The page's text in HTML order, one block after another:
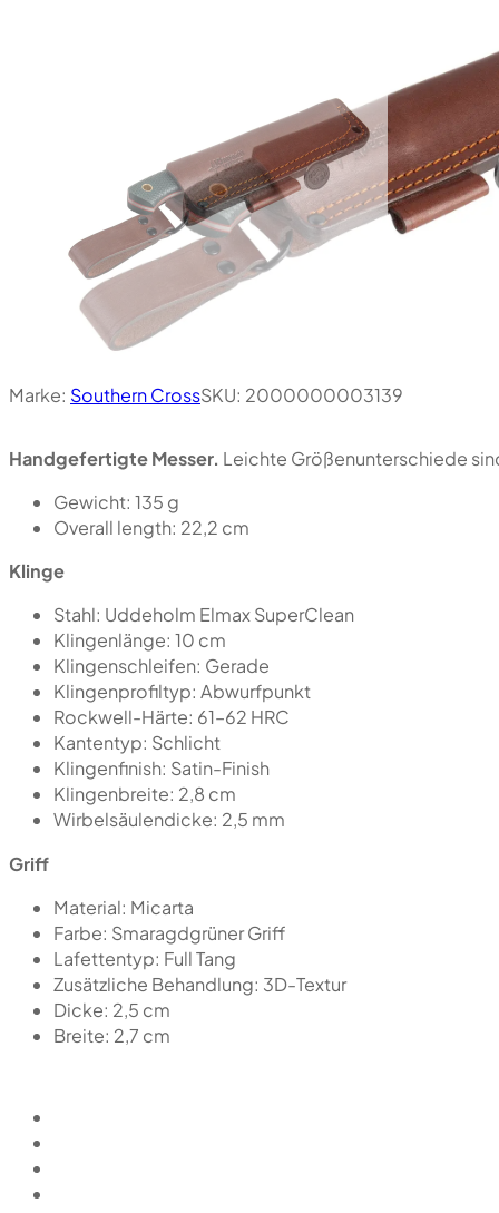
Handgefertigte Messer. Leichte Größenunterschiede
Gewicht: 135 g
Overall length: 22,2 cm
Klinge
Stahl: Uddeholm Elmax SuperClean
Klingenlänge: 10 cm
Klingenschleifen: Gerade
Klingenprofiltyp: Abwurfpunkt
Rockwell-Härte: 61–62 HRC
Kantentyp: Schlicht
Klingenfinish: Satin-Finish
Klingenbreite: 2,8 cm
Wirbelsäulendicke: 2,5 mm
Griff
Material: Micarta
Farbe: Smaragdgrüner Griff
Lafettentyp: Full Tang
Zusätzliche Behandlung: 3D-Textur
Dicke: 2,5 cm
Breite: 2,7 cm
Marke: Southern CrossSKU: 2000000003139